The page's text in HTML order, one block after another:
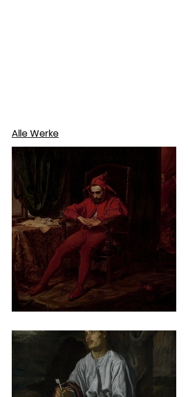
Alle Werke